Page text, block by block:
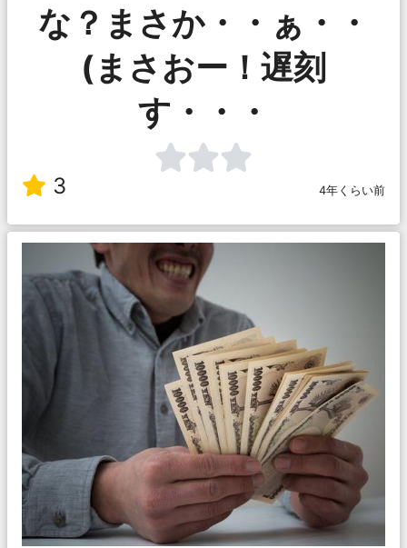
な？まさか・・ぁ・・
(まさおー！遅刻
す・・・
3 4年くらい前